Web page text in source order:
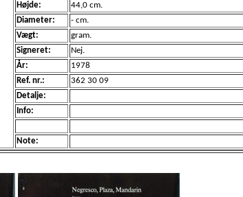
Højde:
44,0 cm.
Diameter:
- cm.
Vægt:
gram.
Signeret:
Nej.
År:
1978
Ref. nr.:
362 30 09
Detalje:
Info:
Note: